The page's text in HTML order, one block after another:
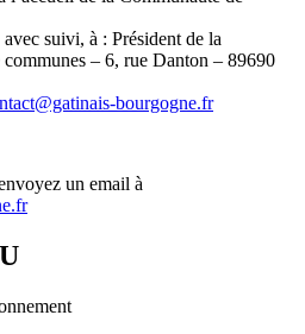
suivi, à : Président de la
– 6, rue Danton – 89690
bourgogne.fr
un email à